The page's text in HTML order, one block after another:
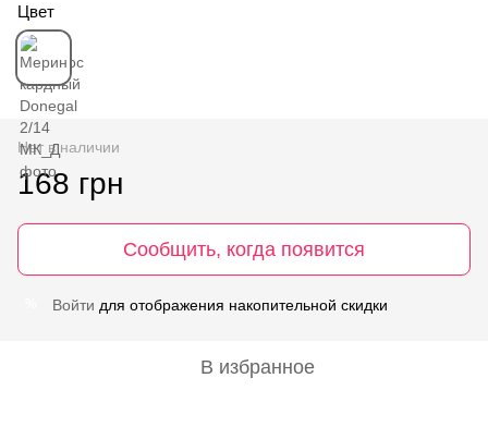
Цвет
Нет в наличии
168 грн
Сообщить, когда появится
Войти для отображения накопительной скидки
В избранное